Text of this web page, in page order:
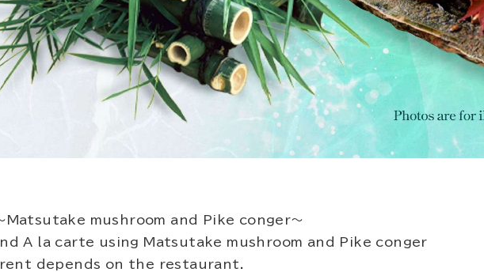
Matsutake mushroom and Pike conger～
A la carte using Matsutake mushroom and Pike conger
depends on the restaurant.